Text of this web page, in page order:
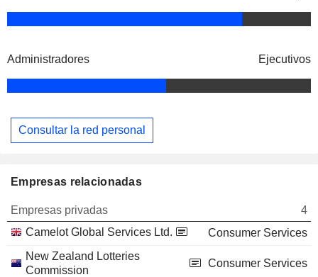
Administradores Ejecutivos
Consultar la red personal
Empresas relacionadas
Empresas privadas
4
Camelot Global Services Ltd.
Consumer Services
New Zealand Lotteries
Commission
Consumer Services